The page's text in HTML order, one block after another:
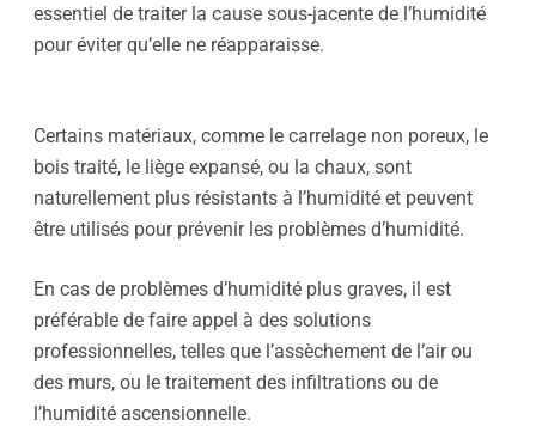
essentiel de traiter la cause sous-jacente de l’humidité
pour éviter qu’elle ne réapparaisse.
Certains matériaux, comme le carrelage non poreux, le
bois traité, le liège expansé, ou la chaux, sont
naturellement plus résistants à l’humidité et peuvent
être utilisés pour prévenir les problèmes d’humidité.
En cas de problèmes d’humidité plus graves, il est
préférable de faire appel à des solutions
professionnelles, telles que l’assèchement de l’air ou
des murs, ou le traitement des infiltrations ou de
l’humidité ascensionnelle.